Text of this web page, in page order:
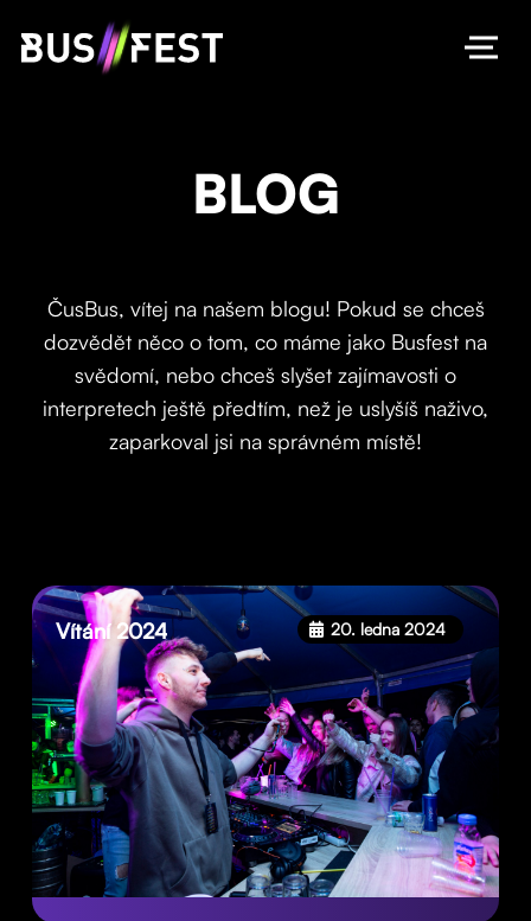
BLOG
ČusBus, vítej na našem blogu! Pokud se chceš
dozvědět něco o tom, co máme jako Busfest na
svědomí, nebo chceš slyšet zajímavosti o
interpretech ještě předtím, než je uslyšíš naživo,
zaparkoval jsi na správném místě!
Vítání 2024 20. ledna 2024